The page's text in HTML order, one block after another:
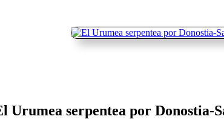
Urumea serpentea por Donostia-